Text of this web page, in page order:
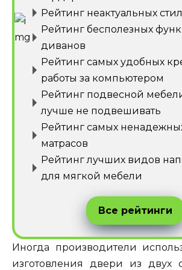
Рейтинг неактуальных
Рейтинг бесполезных
диванов
Рейтинг самых удобных
работы за компьютером
Рейтинг подвесной
лучше не подвешивать
Рейтинг самых
матрасов
Рейтинг лучших видов
для мягкой мебели
Все рейтинги
Иногда производители
изготовления двери из двух